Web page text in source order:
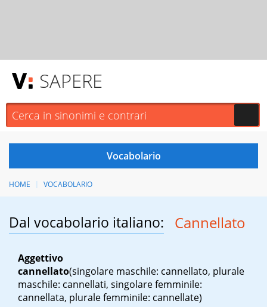
SAPERE
HOME VOCABOLARIO
Dal vocabolario italiano: Cannellato
Aggettivo
cannellato(singolare maschile: cannellato, plurale
maschile: cannellati, singolare femminile:
cannellata, plurale femminile: cannellate)